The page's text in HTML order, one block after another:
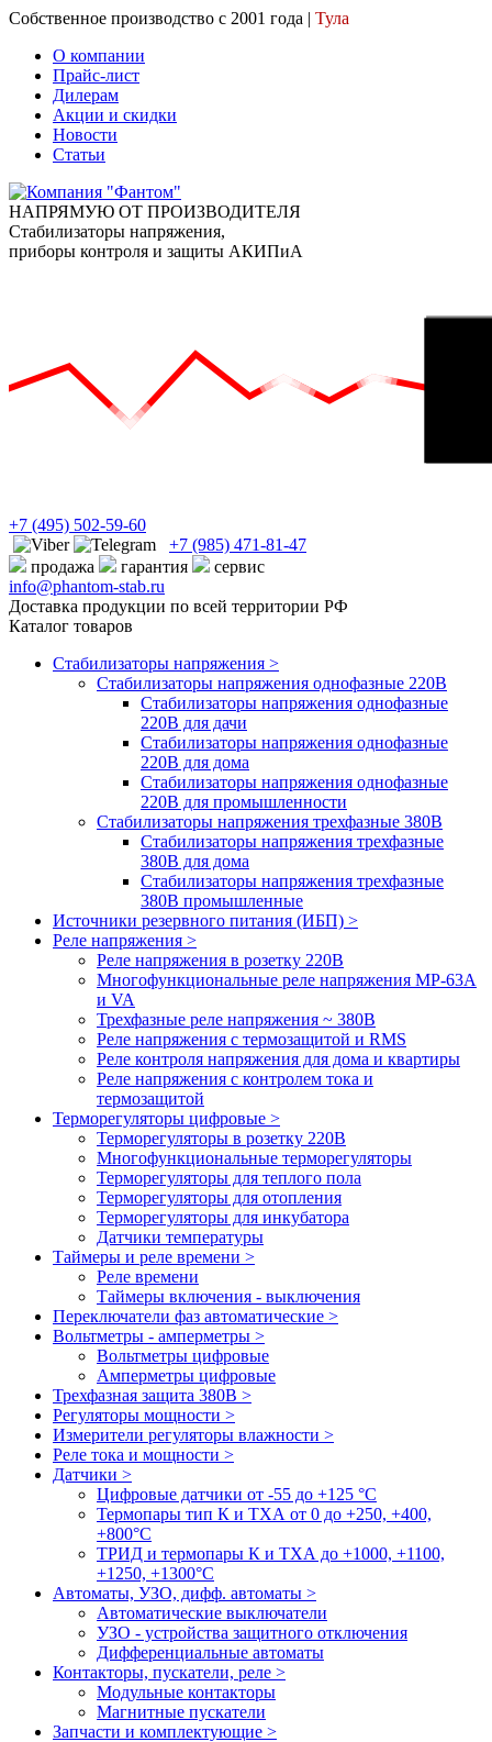
Собственное производство с 2001 года | Тула
О компании
Прайс-лист
Дилерам
Акции и скидки
Новости
Статьи
НАПРЯМУЮ ОТ ПРОИЗВОДИТЕЛЯ
Стабилизаторы напряжения,
приборы контроля и защиты АКИПиА
+7 (495) 502-59-60
+7 (985) 471-81-47
продажа
гарантия
сервис
info@phantom-stab.ru
Доставка продукции по всей территории РФ
Каталог товаров
Стабилизаторы напряжения >
Cтабилизаторы напряжения однофазные 220В
Стабилизаторы напряжения однофазные
220В для дачи
Стабилизаторы напряжения однофазные
220В для дома
Стабилизаторы напряжения однофазные
220В для промышленности
Стабилизаторы напряжения трехфазные 380В
Cтабилизаторы напряжения трехфазные
380В для дома
Стабилизаторы напряжения трехфазные
380В промышленные
Источники резервного питания (ИБП) >
Реле напряжения >
Реле напряжения в розетку 220В
Многофункциональные реле напряжения МР-63А
и VA
Трехфазные реле напряжения ~ 380В
Реле напряжения с термозащитой и RMS
Реле контроля напряжения для дома и квартиры
Реле напряжения с контролем тока и
термозащитой
Терморегуляторы цифровые >
Терморегуляторы в розетку 220В
Многофункциональные терморегуляторы
Терморегуляторы для теплого пола
Терморегуляторы для отопления
Терморегуляторы для инкубатора
Датчики температуры
Таймеры и реле времени >
Реле времени
Таймеры включения - выключения
Переключатели фаз автоматические >
Вольтметры - амперметры >
Вольтметры цифровые
Амперметры цифровые
Трехфазная защита 380В >
Регуляторы мощности >
Измерители регуляторы влажности >
Реле тока и мощности >
Датчики >
Цифровые датчики от -55 до +125 °С
Термопары тип К и ТХА от 0 до +250, +400,
+800°C
ТРИД и термопары К и ТХА до +1000, +1100,
+1250, +1300°C
Автоматы, УЗО, дифф. автоматы >
Автоматические выключатели
УЗО - устройства защитного отключения
Дифференциальные автоматы
Контакторы, пускатели, реле >
Модульные контакторы
Магнитные пускатели
Запчасти и комплектующие >